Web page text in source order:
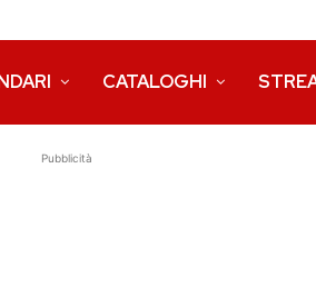
CATALOGHI
Pubblicità